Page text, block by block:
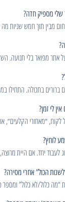
שלי מספיק חדה?
מבין תוך חמש שניות
מפואר בלי תנועה.
ל-3–5 לקוחות ראשונים, קחו פידבק, והעלו בהדרגה.
לי זמן?
הקלעים״, או טיפ קצר. עקביות של 12
לוחץ?
לעבוד יחד. אם היית
הכול” אחרי מסירה?
כלול/לא כלול”